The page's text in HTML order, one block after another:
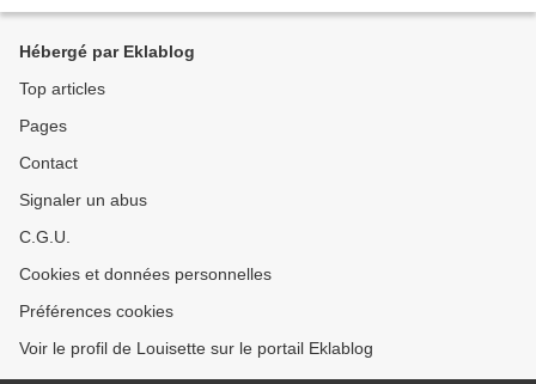
Hébergé par Eklablog
Top articles
Pages
Contact
Signaler un abus
C.G.U.
Cookies et données personnelles
Préférences cookies
Voir le profil de Louisette sur le portail Eklablog